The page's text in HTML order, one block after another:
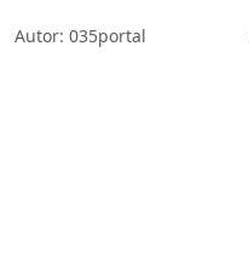
Autor: 035portal